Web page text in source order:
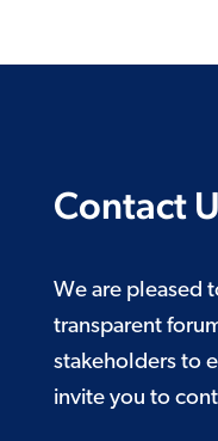
Contact
We are pleased
transparent
stakeholders to
invite you to